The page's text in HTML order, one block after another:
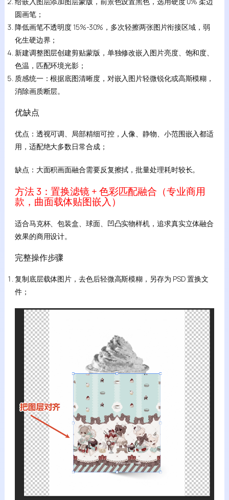
圆画笔；
降低画笔不透明度 15%-30%，多次轻擦两张图片衔接区域，弱
化生硬边界；
新建调整图层创建剪贴蒙版，单独修改嵌入图片亮度、饱和度、
色温，匹配环境光影；
质感统一：根据底图清晰度，对嵌入图片轻微锐化或高斯模糊，
消除画质断层。
优缺点
优点：透视可调、局部精细可控，人像、静物、小范围嵌入都适
用，适配绝大多数日常合成；
缺点：大面积画面融合需要反复擦拭，批量处理耗时较长。
方法 3：置换滤镜 + 色彩匹配融合（专业商用
款，曲面载体贴图嵌入）
适合马克杯、包装盒、球面、凹凸实物样机，追求真实立体融合
效果的商用设计。
完整操作步骤
复制底层载体图片，去色后轻微高斯模糊，另存为 PSD 置换文
件；